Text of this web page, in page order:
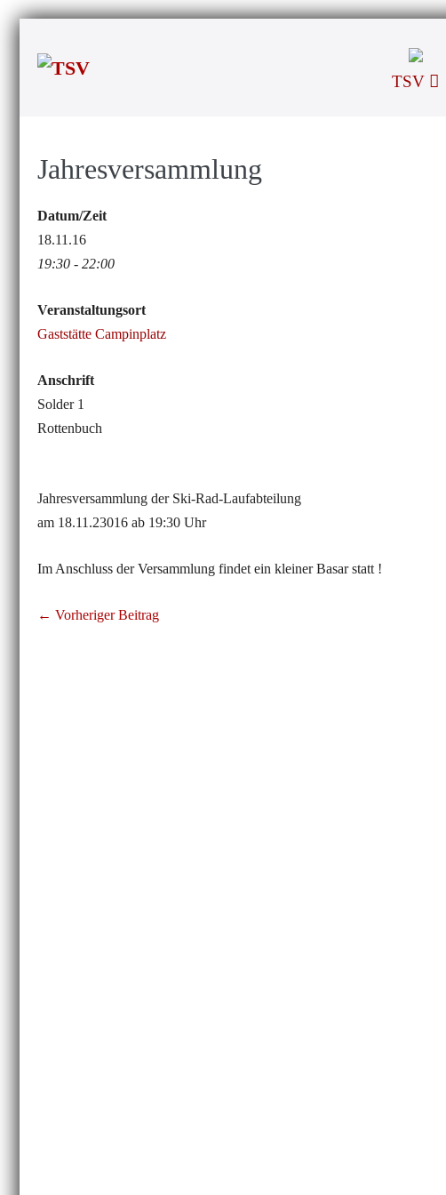
Zum
TSV
Jahresversammlung
Datum/Zeit
18.11.16
19:30 - 22:00
Veranstaltungsort
Gaststätte Campinplatz
Anschrift
Solder 1
Rottenbuch
Jahresversammlung der Ski-Rad-Laufabteilung
am 18.11.23016 ab 19:30 Uhr
Im Anschluss der Versammlung findet ein kleiner Basar statt !
Beitragsnavigation
← Vorheriger Beitrag